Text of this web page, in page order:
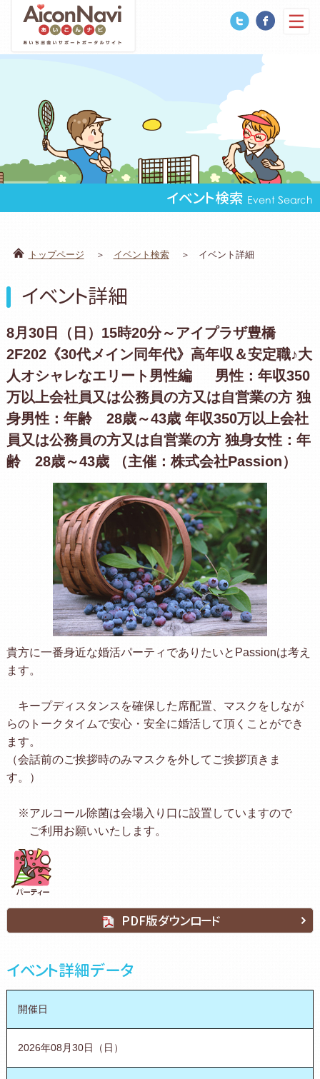
イベント検索 Event Search
トップページ イベント検索 イベント詳細
イベント詳細
8月30日（日）15時20分～アイプラザ豊橋
2F202《30代メイン同年代》高年収＆安定職♪大
人オシャレなエリート男性編 男性：年収350
万以上会社員又は公務員の方又は自営業の方 独
身男性：年齢 28歳～43歳 年収350万以上会社
員又は公務員の方又は自営業の方 独身女性：年
齢 28歳～43歳 （主催：株式会社Passion）
貴方に一番身近な婚活パーティでありたいとPassionは考え
ます。
キープディスタンスを確保した席配置、マスクをしなが
らのトークタイムで安心・安全に婚活して頂くことができ
ます。
（会話前のご挨拶時のみマスクを外してご挨拶頂きま
す。）
※アルコール除菌は会場入り口に設置していますので
ご利用お願いいたします。
PDF版ダウンロード
イベント詳細データ
開催日
2026年08月30日（日）